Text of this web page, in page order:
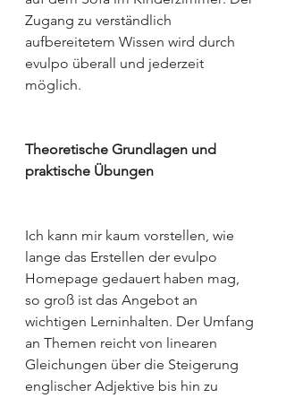
Zugang zu verständlich
aufbereitetem Wissen wird durch
evulpo überall und jederzeit
möglich.
Theoretische Grundlagen und
praktische Übungen
Ich kann mir kaum vorstellen, wie
lange das Erstellen der evulpo
Homepage gedauert haben mag,
so groß ist das Angebot an
wichtigen Lerninhalten. Der Umfang
an Themen reicht von linearen
Gleichungen über die Steigerung
englischer Adjektive bis hin zu